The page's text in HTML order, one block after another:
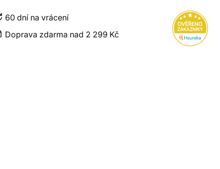
60 dní na vrácení
Doprava zdarma nad 2 299 Kč